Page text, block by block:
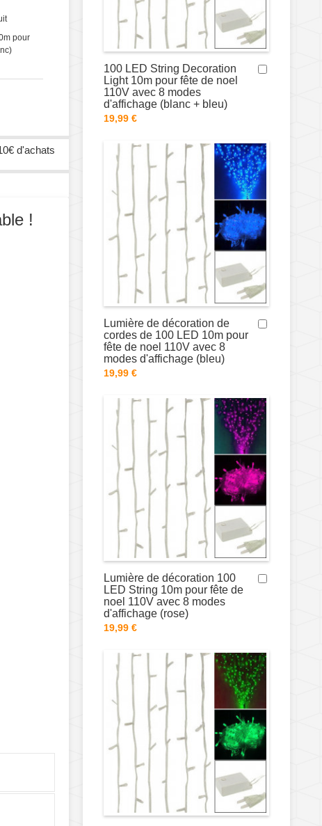
pour
d'achats
!
100 LED String Decoration
Light 10m pour fête de noel
110V avec 8 modes
d'affichage (blanc + bleu)
19,99 €
Lumière de décoration de
cordes de 100 LED 10m pour
fête de noel 110V avec 8
modes d'affichage (bleu)
19,99 €
Lumière de décoration 100
LED String 10m pour fête de
noel 110V avec 8 modes
d'affichage (rose)
19,99 €